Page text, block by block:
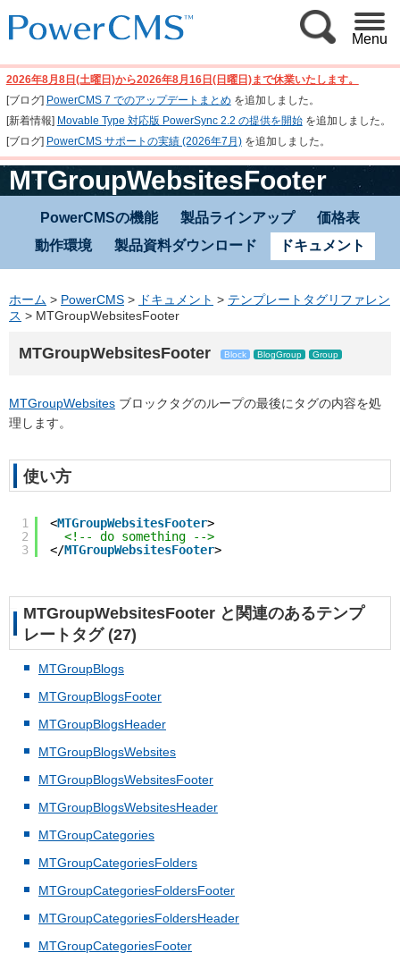
Menu
2026年8月8日(土曜日)から2026年8月16日(日曜日)まで休業いたします。
[ブログ] PowerCMS 7 でのアップデートまとめ を追加しました。
[新着情報] Movable Type 対応版 PowerSync 2.2 の提供を開始を追加しました。
[ブログ] PowerCMS サポートの実績 (2026年7月)を追加しました。
MTGroupWebsitesFooter
PowerCMSの機能 製品ラインアップ
価格表
動作環境
製品資料ダウンロード ドキュメント
ホーム > PowerCMS > ドキュメント > テンプレートタグリファレン
ス > MTGroupWebsitesFooter
MTGroupWebsitesFooter Block BlogGroup Group
MTGroupWebsites ブロックタグのループの最後にタグの内容を処
理します。
使い方
1
2
3
<MTGroupWebsitesFooter>
<!-- do something -->
</MTGroupWebsitesFooter>
MTGroupWebsitesFooter と関連のあるテンプ
レートタグ (27)
MTGroupBlogs
MTGroupBlogsFooter
MTGroupBlogsHeader
MTGroupBlogsWebsites
MTGroupBlogsWebsitesFooter
MTGroupBlogsWebsitesHeader
MTGroupCategories
MTGroupCategoriesFolders
MTGroupCategoriesFoldersFooter
MTGroupCategoriesFoldersHeader
MTGroupCategoriesFooter